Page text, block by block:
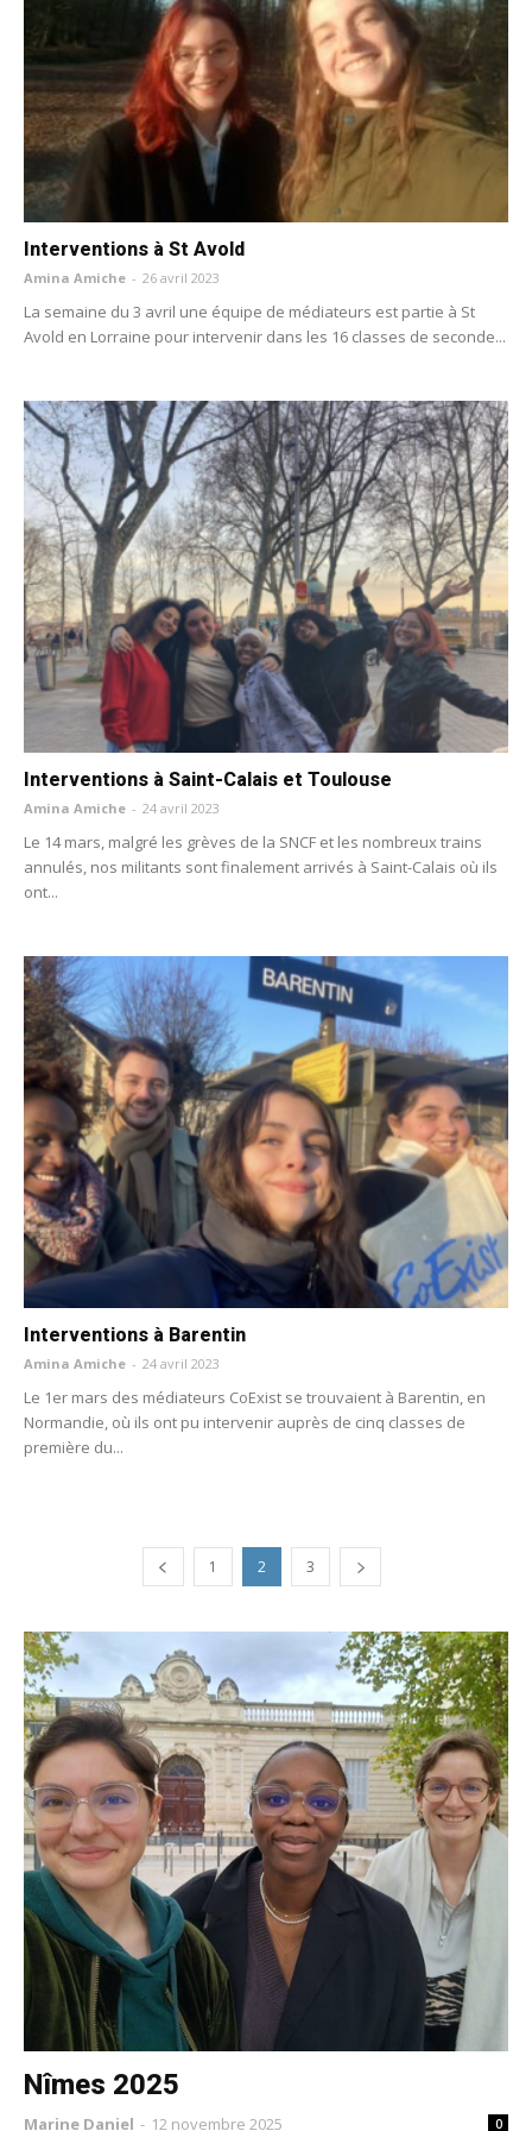
Interventions à St Avold
Amina Amiche - 26 avril 2023
La semaine du 3 avril une équipe de médiateurs est partie à St
Avold en Lorraine pour intervenir dans les 16 classes de seconde...
Interventions à Saint-Calais et Toulouse
Amina Amiche - 24 avril 2023
Le 14 mars, malgré les grèves de la SNCF et les nombreux trains
annulés, nos militants sont finalement arrivés à Saint-Calais où ils
ont...
Interventions à Barentin
Amina Amiche - 24 avril 2023
Le 1er mars des médiateurs CoExist se trouvaient à Barentin, en
Normandie, où ils ont pu intervenir auprès de cinq classes de
première du...
1 2 3
Nîmes 2025
Marine Daniel - 12 novembre 2025 0